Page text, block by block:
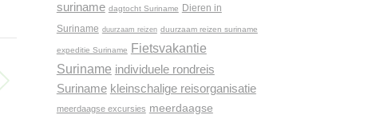
suriname dagtocht Suriname
Dieren in
Suriname duurzaam reizen duurzaam reizen suriname
expeditie Suriname
Fietsvakantie
Suriname individuele rondreis
Suriname kleinschalige reisorganisatie
meerdaagse excursies meerdaagse